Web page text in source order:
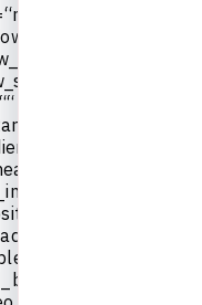
“n
ow
_
_s
““
ar
ien
ea
_im
sit
ad
ble
b